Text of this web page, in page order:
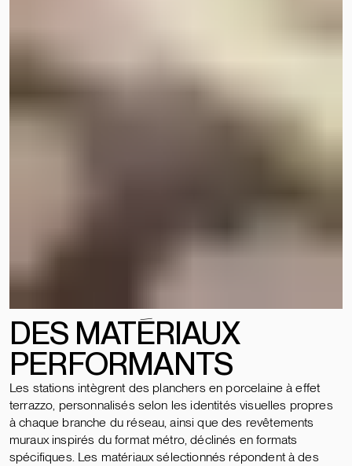
DES MATÉRIAUX
PERFORMANTS
Les stations intègrent des planchers en porcelaine à effet
terrazzo, personnalisés selon les identités visuelles propres
à chaque branche du réseau, ainsi que des revêtements
muraux inspirés du format métro, déclinés en formats
spécifiques. Les matériaux sélectionnés répondent à des